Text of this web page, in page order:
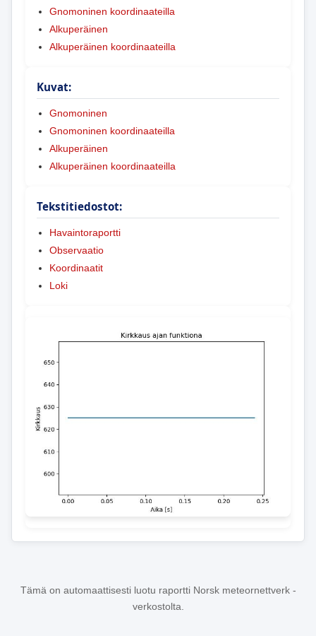
Gnomoninen koordinaateilla
Alkuperäinen
Alkuperäinen koordinaateilla
Kuvat:
Gnomoninen
Gnomoninen koordinaateilla
Alkuperäinen
Alkuperäinen koordinaateilla
Tekstitiedostot:
Havaintoraportti
Observaatio
Koordinaatit
Loki
Tämä on automaattisesti luotu raportti Norsk meteornettverk -
verkostolta.